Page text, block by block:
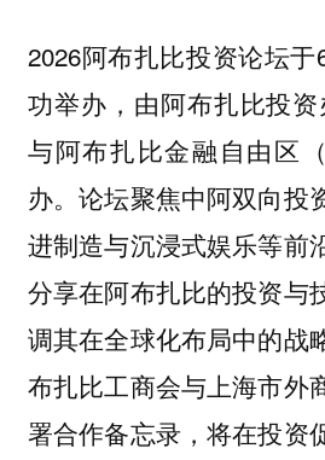
2026阿布扎比投资论坛
功举办，由阿布扎比投资
与阿布扎比金融自由区
办。论坛聚焦中阿双向投
进制造与沉浸式娱乐等前
分享在阿布扎比的投资与
调其在全球化布局中的战
布扎比工商会与上海市外
署合作备忘录，将在投资